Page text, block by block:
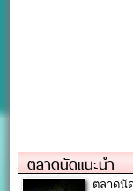
ตลาดนัดแนะนำ
ตลาดนั